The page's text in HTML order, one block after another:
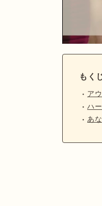
もく
ア
ハ
あ